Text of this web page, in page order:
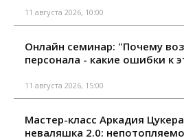
11 августа 2026, 10:00
Онлайн семинар: "Почему
персонала - какие ошибки к
11 августа 2026, 15:00
Мастер-класс Аркадия
неваляшка 2.0: